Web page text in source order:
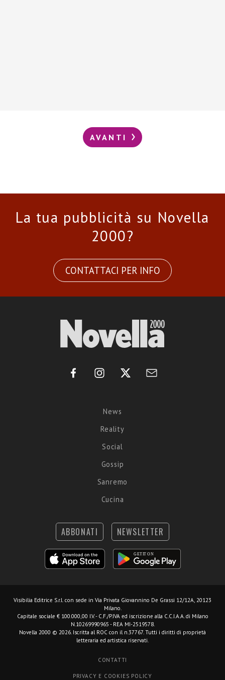
AVANTI
La tua pubblicità su Novella
2000?
CONTATTACI PER INFO
News
Reality
Social
Gossip
Sanremo
Cucina
ABBONATI NEWSLETTER
Visibilia Editrice S.r.l. con sede in Via Privata Giovannino De Grassi 12/12A, 20123
Milano.
Capitale sociale € 100.000,00 I.V. - C.F./P.IVA ed iscrizione alla C.C.I.A.A. di Milano
N.10269990965 - REA MI-2519578.
Novella 2000 © 2026. Iscritta al ROC con il n.37767. Tutti i diritti di proprietà
letteraria ed artistica riservati.
CONTATTI
PRIVACY E COOKIES POLICY